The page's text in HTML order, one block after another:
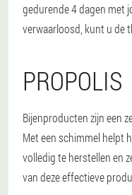
gedurende 4 dagen met
verwaarloosd, kunt u de
PROPOLIS
Bijenproducten zijn een
Met een schimmel helpt
volledig te herstellen en
van deze effectieve